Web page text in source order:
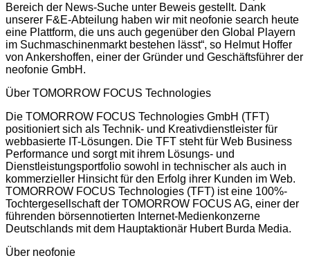
Bereich der News-Suche unter Beweis gestellt. Dank
unserer F&E-Abteilung haben wir mit neofonie search heute
eine Plattform, die uns auch gegenüber den Global Playern
im Suchmaschinenmarkt bestehen lässt“, so Helmut Hoffer
von Ankershoffen, einer der Gründer und Geschäftsführer der
neofonie GmbH.
Über TOMORROW FOCUS Technologies
Die TOMORROW FOCUS Technologies GmbH (TFT)
positioniert sich als Technik- und Kreativdienstleister für
webbasierte IT-Lösungen. Die TFT steht für Web Business
Performance und sorgt mit ihrem Lösungs- und
Dienstleistungsportfolio sowohl in technischer als auch in
kommerzieller Hinsicht für den Erfolg ihrer Kunden im Web.
TOMORROW FOCUS Technologies (TFT) ist eine 100%-
Tochtergesellschaft der TOMORROW FOCUS AG, einer der
führenden börsennotierten Internet-Medienkonzerne
Deutschlands mit dem Hauptaktionär Hubert Burda Media.
Über neofonie